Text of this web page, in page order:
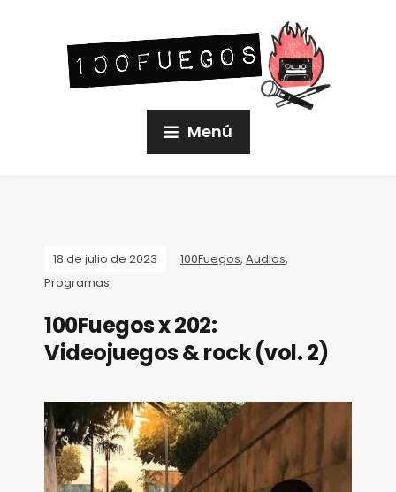
Menú
18 de julio de 2023 100Fuegos, Audios,
Programas
100Fuegos x 202:
Videojuegos & rock (vol. 2)